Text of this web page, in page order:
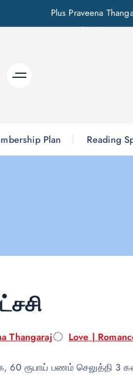
Plus Praveena
Plan Reading
Thangaraj Love |
60 ரூபாய் பணம் செலுத்தி 3